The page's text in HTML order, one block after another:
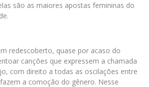
são as maiores apostas femininas do
redescoberto, quase por acaso do
canções que expressem a chamada
com direito a todas as oscilações entre
a comoção do gênero. Nesse